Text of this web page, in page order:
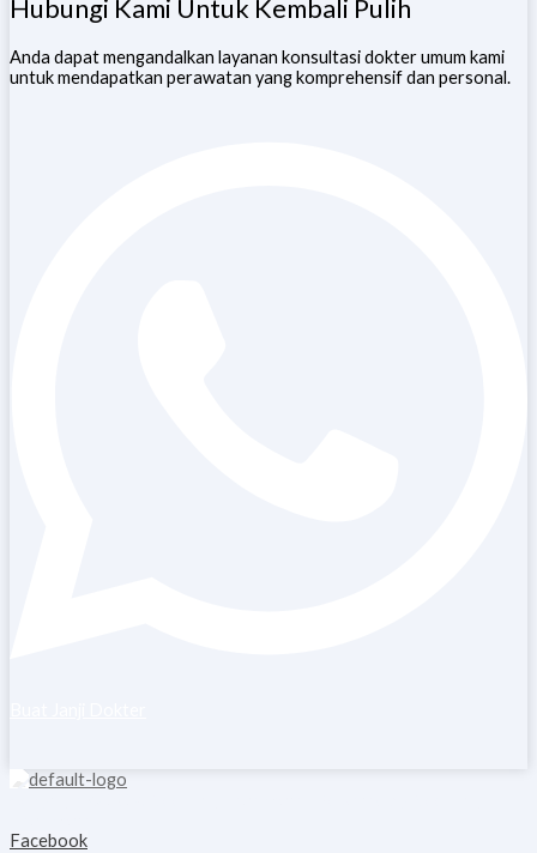
Hubungi Kami Untuk Kembali Pulih
Anda dapat mengandalkan layanan konsultasi dokter umum kami
untuk mendapatkan perawatan yang komprehensif dan personal.
Facebook